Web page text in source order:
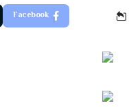
Facebook